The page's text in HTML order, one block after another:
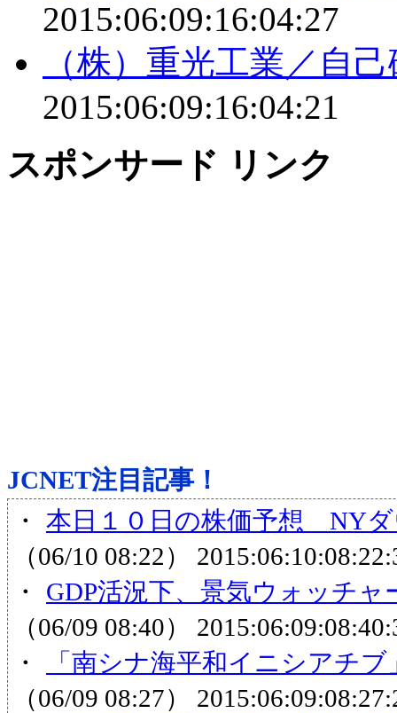
2015:06:09:16:04:27
（株）重光工業／自
2015:06:09:16:04:21
スポンサード リンク
JCNET注目記事！
・ 本日１０日の株価予想 NY
（06/10 08:22）
・ GDP活況下、景気ウォッチ
（06/09 08:40）
・
「南シナ海平和イニシアチ
（06/09 08:27）